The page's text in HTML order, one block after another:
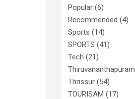
Popular (6)
Recommended (4)
Sports (14)
SPORTS (41)
Tech (21)
Thiruvananthapuram
Thrissur (54)
TOURISAM (17)